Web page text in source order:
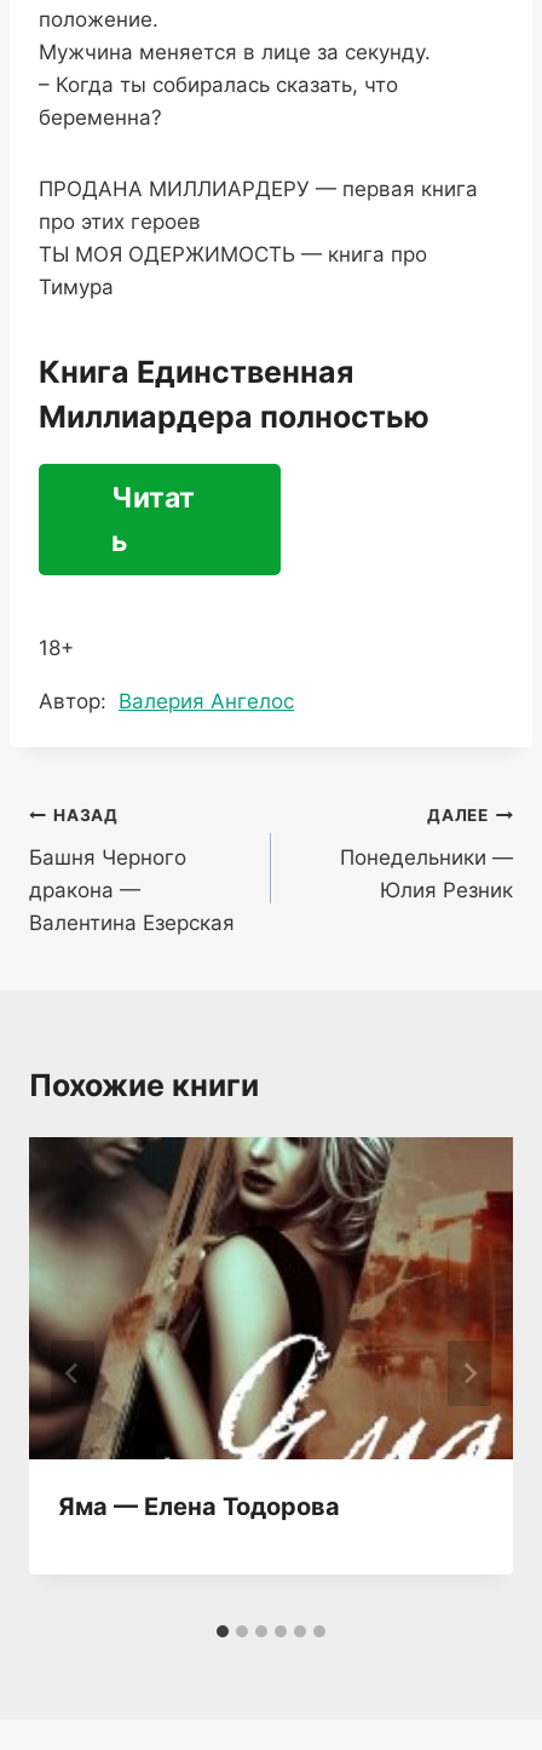
положение.
Мужчина меняется в лице за секунду.
– Когда ты собиралась сказать, что
беременна?
ПРОДАНА МИЛЛИАРДЕРУ — первая книга
про этих героев
ТЫ МОЯ ОДЕРЖИМОСТЬ — книга про
Тимура
Книга Единственная
Миллиардера полностью
Читат
ь
18+
Метки
Автор: Валерия Ангелос
Навигация
по
записям
НАЗАД
Башня Черного
дракона —
Валентина Езерская
ДАЛЕЕ
Понедельники —
Юлия Резник
Похожие книги
Яма — Елена Тодорова